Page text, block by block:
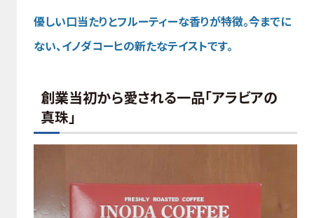
優しい口当たりとフルーティーな香りが特徴。今までに
ない、イノダコーヒの新たなテイストです。
創業当初から愛される一品「アラビアの
真珠」